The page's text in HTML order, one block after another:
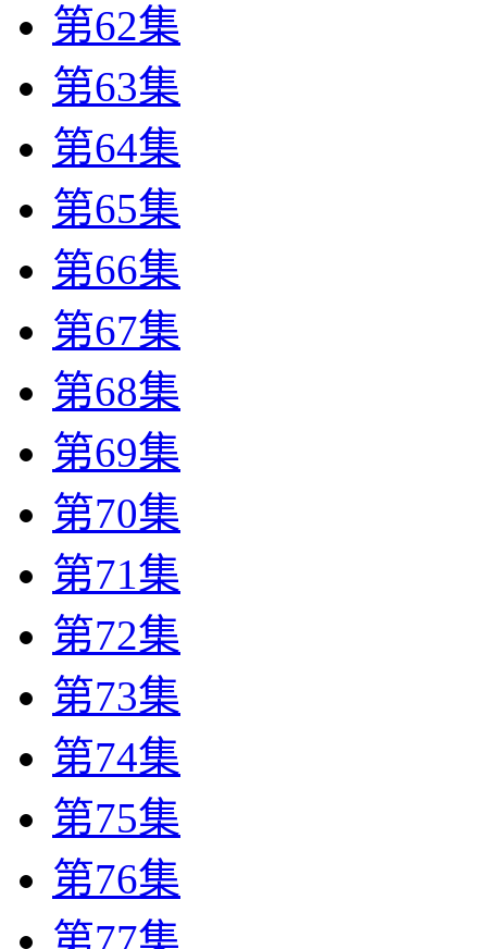
第62集
第63集
第64集
第65集
第66集
第67集
第68集
第69集
第70集
第71集
第72集
第73集
第74集
第75集
第76集
第77集